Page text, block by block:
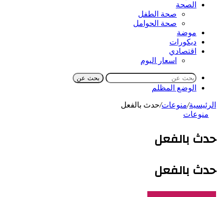
الصحة
صحة الطفل
صحة الحوامل
موضة
ديكورات
اقتصادي
اسعار اليوم
بحث عن
الوضع المظلم
الرئيسية/منوعات/حدث بالفعل
منوعات
حدث بالفعل
حدث بالفعل